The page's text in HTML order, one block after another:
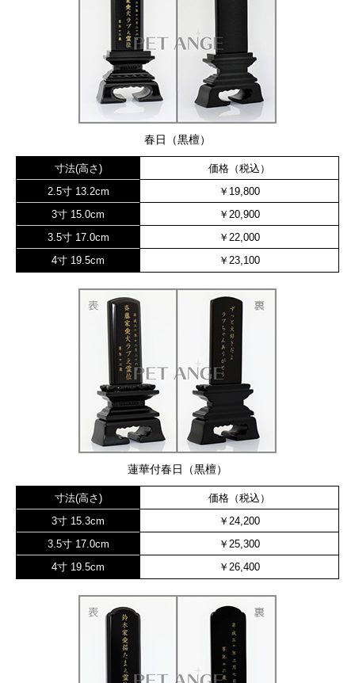
春日（黒檀）
寸法(高さ)
価格（税込）
2.5寸 13.2cm
￥19,800
3寸 15.0cm
￥20,900
3.5寸 17.0cm
￥22,000
4寸 19.5cm
￥23,100
蓮華付春日（黒檀）
寸法(高さ)
価格（税込）
3寸 15.3cm
￥24,200
3.5寸 17.0cm
￥25,300
4寸 19.5cm
￥26,400